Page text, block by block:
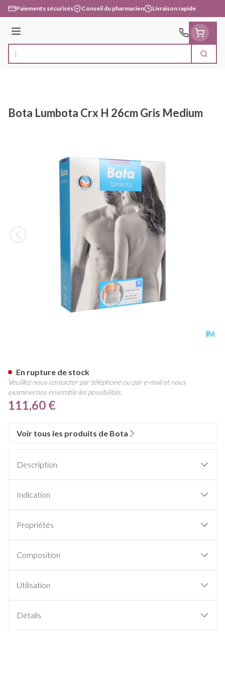
Aller au contenu
Paiements sécurisés Conseil du pharmacien Livraison rapide
Menu
Rechercher
Bota Lumbota Crx H 26cm Gris Medium
111,60 €
En rupture de stock
Veuillez nous contacter par téléphone ou par e-mail et nous
examinerons ensemble les possibilités.
Voir tous les produits de Bota
Description
Indication
Propriétés
Composition
Utilisation
Détails